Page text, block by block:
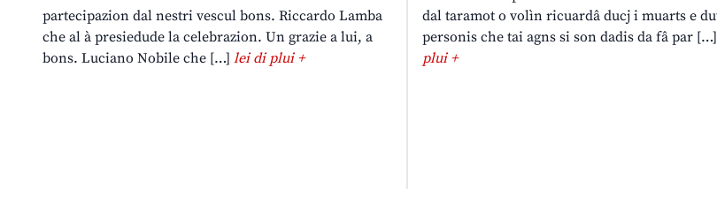
partecipazion dal nestri vescul bons. Riccardo Lamba
che al à presiedude la celebrazion. Un grazie a lui, a
bons. Luciano Nobile che […] lei di plui +
dal taramot o volìn ricuardâ ducj i muarts e
personis che tai agns si son dadis da fâ par […]
plui +